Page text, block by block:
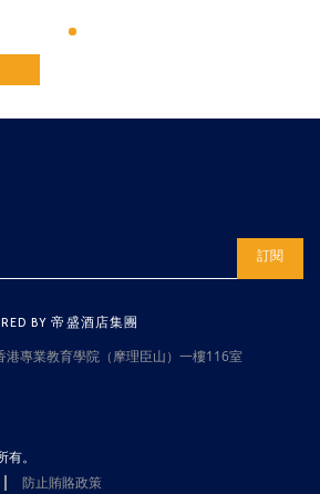
訂閱
BY 帝盛酒店集團
港專業教育學院（摩理臣山）一樓116室
。
防止賄賂政策